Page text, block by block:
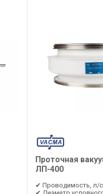
Проточная
ЛП-400
✔ Проводимость, л/